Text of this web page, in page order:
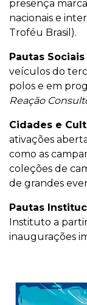
presença
nacionais e
Troféu Brasil).
Pautas Sociais
veículos do
polos e em
Reação
Cidades e
ativações
como as
coleções de
de grandes
Pautas
Instituto a
inaugurações